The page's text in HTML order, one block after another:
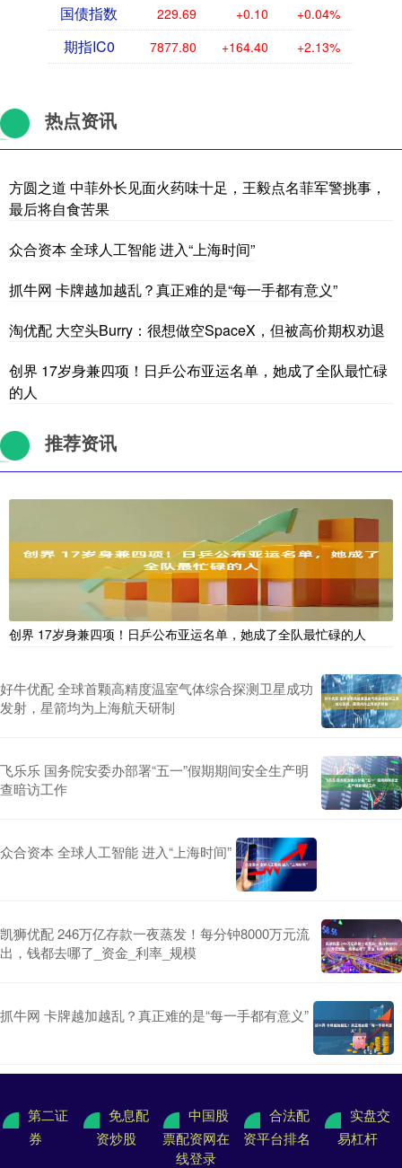
国债指数 229.69 +0.10 +0.04%
期指IC0 7877.80 +164.40 +2.13%
热点资讯
方圆之道 中菲外长见面火药味十足，王毅点名菲军警挑事，
最后将自食苦果
众合资本 全球人工智能 进入“上海时间”
抓牛网 卡牌越加越乱？真正难的是“每一手都有意义”
淘优配 大空头Burry：很想做空SpaceX，但被高价期权劝退
创界 17岁身兼四项！日乒公布亚运名单，她成了全队最忙碌
的人
推荐资讯
创界 17岁身兼四项！日乒公布亚运名单，她成了全队最忙碌的人
好牛优配 全球首颗高精度温室气体综合探测卫星成功
发射，星箭均为上海航天研制
飞乐乐 国务院安委办部署“五一”假期期间安全生产明
查暗访工作
众合资本 全球人工智能 进入“上海时间”
凯狮优配 246万亿存款一夜蒸发！每分钟8000万元流
出，钱都去哪了_资金_利率_规模
抓牛网 卡牌越加越乱？真正难的是“每一手都有意义”
第二证
券
免息配
资炒股
中国股
票配资网在
线登录
合法配
资平台排名
实盘交
易杠杆